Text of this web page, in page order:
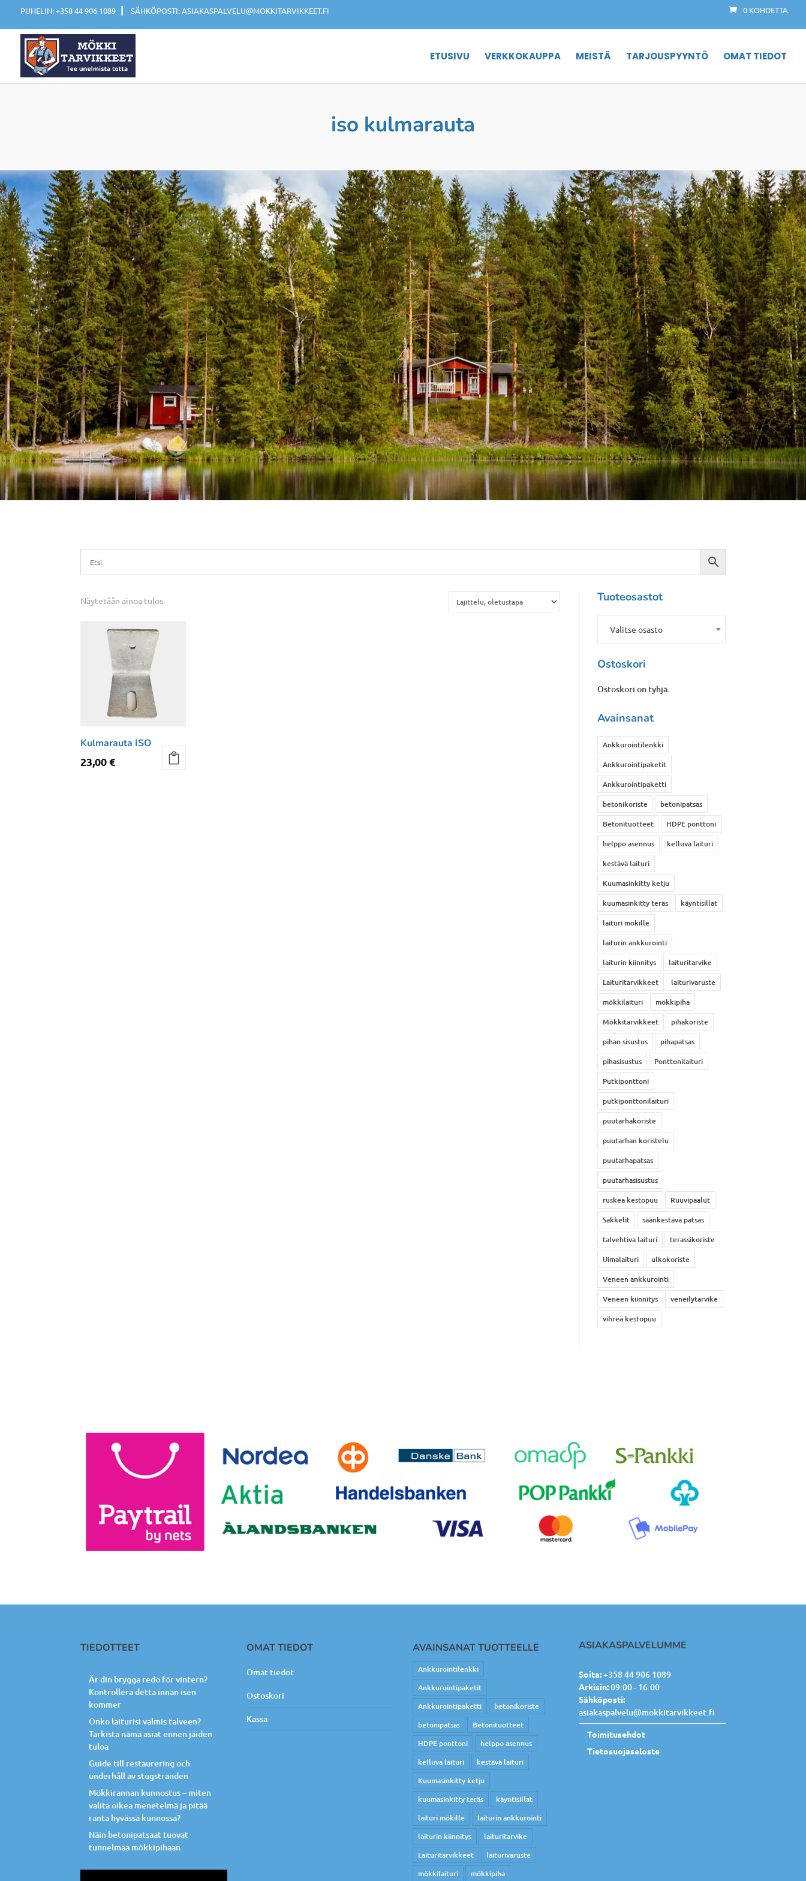
PUHELIN: +358 44 906 1089 | SÄHKÖPOSTI: ASIAKASPALVELU@MOKKITARVIKKEET.FI 0 KOHDETTA
ETUSIVU VERKKOKAUPPA MEISTÄ TARJOUSPYYNTÖ OMAT TIEDOT
iso kulmarauta
Näytetään ainoa tulos
Kulmarauta ISO
23,00€
Tuoteosastot
Valitse osasto
Ostoskori
Ostoskori on tyhjä.
Avainsanat
Ankkurointilenkki
Ankkurointipaketit
Ankkurointipaketti
betonikoriste
betonipatsas
Betonituotteet
HDPE ponttoni
helppo asennus
kelluva laituri
kestävä laituri
Kuumasinkitty ketju
kuumasinkitty teräs
käyntisillat
laituri mökille
laiturin ankkurointi
laiturin kiinnitys
laituritarvike
Laituritarvikkeet
laiturivaruste
mökkilaituri
mökkipiha
Mökkitarvikkeet
pihakoriste
pihan sisustus
pihapatsas
pihasisustus
Ponttonilaituri
Putkiponttoni
putkiponttonilaituri
puutarhakoriste
puutarhan koristelu
puutarhapatsas
puutarhasisustus
ruskea kestopuu
Ruuvipaalut
Sakkelit
säänkestävä patsas
talvehtiva laituri
terassikoriste
Uimalaituri
ulkokoriste
Veneen ankkurointi
Veneen kiinnitys
veneilytarvike
vihreä kestopuu
TIEDOTTEET
Är din brygga redo för vintern?
Kontrollera detta innan isen
kommer
Onko laiturisi valmis talveen?
Tarkista nämä asiat ennen jäiden
tuloa
Guide till restaurering och
underhåll av stugstranden
Mökkirannan kunnostus – miten
valita oikea menetelmä ja pitää
ranta hyvässä kunnossa?
Näin betonipatsaat tuovat
tunnelmaa mökkipihaan
OMAT TIEDOT
Omat tiedot
Ostoskori
Kassa
AVAINSANAT TUOTTEELLE
Ankkurointilenkki
Ankkurointipaketit
Ankkurointipaketti
betonikoriste
betonipatsas
Betonituotteet
HDPE ponttoni
helppo asennus
kelluva laituri
kestävä laituri
Kuumasinkitty ketju
kuumasinkitty teräs
käyntisillat
laituri mökille
laiturin ankkurointi
laiturin kiinnitys
laituritarvike
Laituritarvikkeet
laiturivaruste
mökkilaituri
mökkipiha
ASIAKASPALVELUMME
Soita:+358 44 906 1089
Arkisin:09:00 - 16:00
Sähköposti:
asiakaspalvelu@mokkitarvikkeet.fi
Toimitusehdot
Tietosuojaseloste